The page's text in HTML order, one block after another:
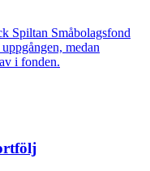
Spiltan Småbolagsfond
medan
i fonden.